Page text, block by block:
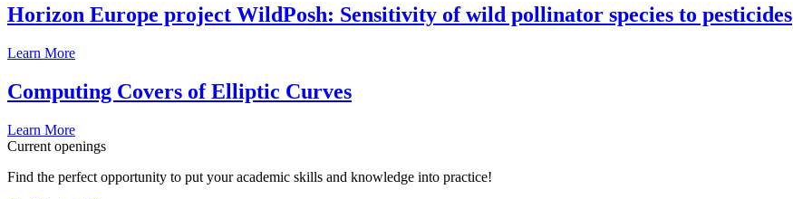
Horizon Europe project WildPosh: Sensitivity of wild pollinator species to pesticides
Learn More
Computing Covers of Elliptic Curves
Learn More
Current openings
Find the perfect opportunity to put your academic skills and knowledge into practice!